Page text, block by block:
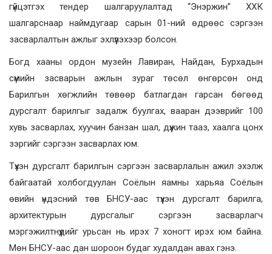
гүйцэтгэх тендер шалгаруулалтад “Энэржин” ХХК
шалгарснаар наймдугаар сарын 01-ний өдрөөс сэргээн
засварлалтын ажлыг эхлүүлэхээр болсон.
Богд хааны ордон музейн Лавиран, Найдан, Бурхадын
сүмийн засварын ажлын зураг төсөл өнгөрсөн онд
Барилгын хөгжлийн төвөөр батлагдан гарсан бөгөөд
дурсгалт барилгыг задалж буулгах, вааран дээврийг 100
хувь засварлах, хуучин банзан шал, дүүжин тааз, хаалга цонх
зэргийг сэргээн засварлах юм.
Түүхэн дурсгалт барилгын сэргээн засварлалын ажил эхэлж
байгаатай холбогдуулан Соёлын яамны харьяа Соёлын
өвийн үндэсний төв БНСУ-аас түүхэн дурсгалт барилга,
архитектурын дурсгалыг сэргээн засварлагч
мэргэжилтнүүдийг урьсан нь ирэх 7 хоногт ирэх юм байна.
Мөн БНСУ-аас дан шороон будаг худалдан авах гэнэ.